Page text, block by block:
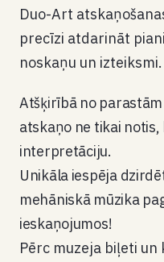
Duo-Art
precīzi atdarināt
noskaņu un izteiksmi.
Atšķirībā no
atskaņo ne tikai
interpretāciju.
Unikāla iespēja
mehāniskā mūzika
ieskaņojumos!
Pērc muzeja biļeti